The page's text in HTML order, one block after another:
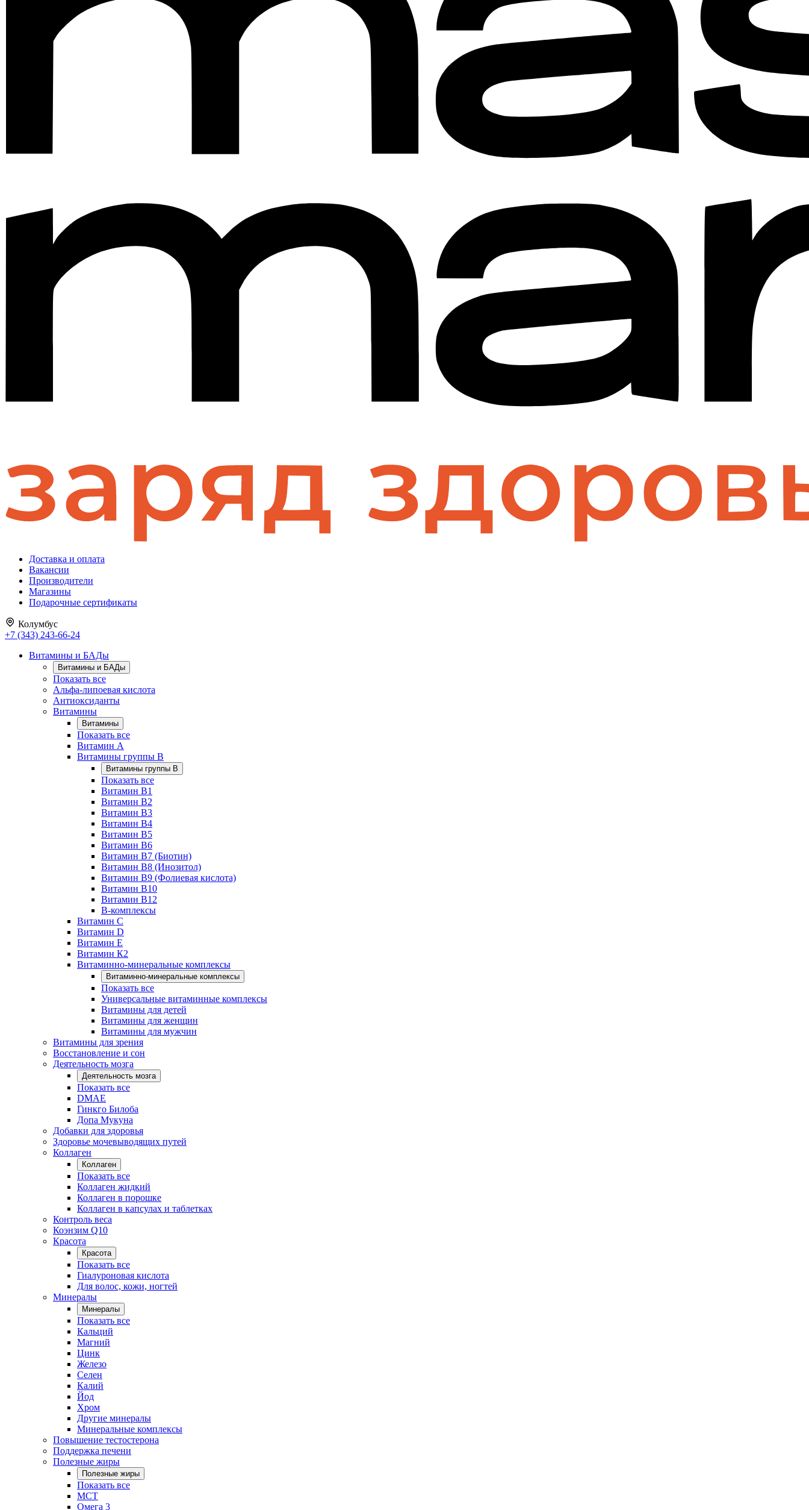
Доставка и оплата
Вакансии
Производители
Магазины
Подарочные сертификаты
Колумбус
+7 (343) 243-66-24
Витамины и БАДы
Витамины и БАДы
Показать все
Альфа-липоевая кислота
Антиоксиданты
Витамины
Витамины
Показать все
Витамин A
Витамины группы B
Витамины группы B
Показать все
Витамин B1
Витамин B2
Витамин B3
Витамин B4
Витамин B5
Витамин B6
Витамин B7 (Биотин)
Витамин B8 (Инозитол)
Витамин B9 (Фолиевая кислота)
Витамин B10
Витамин B12
B-комплексы
Витамин C
Витамин D
Витамин E
Витамин К2
Витаминно-минеральные комплексы
Витаминно-минеральные комплексы
Показать все
Универсальные витаминные комплексы
Витамины для детей
Витамины для женщин
Витамины для мужчин
Витамины для зрения
Восстановление и сон
Деятельность мозга
Деятельность мозга
Показать все
DMAE
Гинкго Билоба
Допа Мукуна
Добавки для здоровья
Здоровье мочевыводящих путей
Коллаген
Коллаген
Показать все
Коллаген жидкий
Коллаген в порошке
Коллаген в капсулах и таблетках
Контроль веса
Коэнзим Q10
Красота
Красота
Показать все
Гиалуроновая кислота
Для волос, кожи, ногтей
Минералы
Минералы
Показать все
Кальций
Магний
Цинк
Железо
Селен
Калий
Йод
Хром
Другие минералы
Минеральные комплексы
Повышение тестостерона
Поддержка печени
Полезные жиры
Полезные жиры
Показать все
MCT
Омега 3